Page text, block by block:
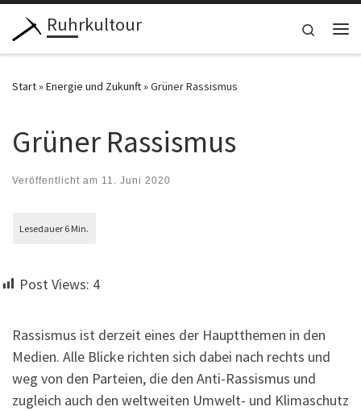
Zum Inhalt springen
Ruhrkultour
Search
Start»Energie und Zukunft»Grüner Rassismus
Grüner Rassismus
Veröffentlicht am 11. Juni 2020
Post Views: 4
Rassismus ist derzeit eines der Hauptthemen in den
Medien. Alle Blicke richten sich dabei nach rechts und
weg von den Parteien, die den Anti-Rassismus und
zugleich auch den weltweiten Umwelt- und Klimaschutz